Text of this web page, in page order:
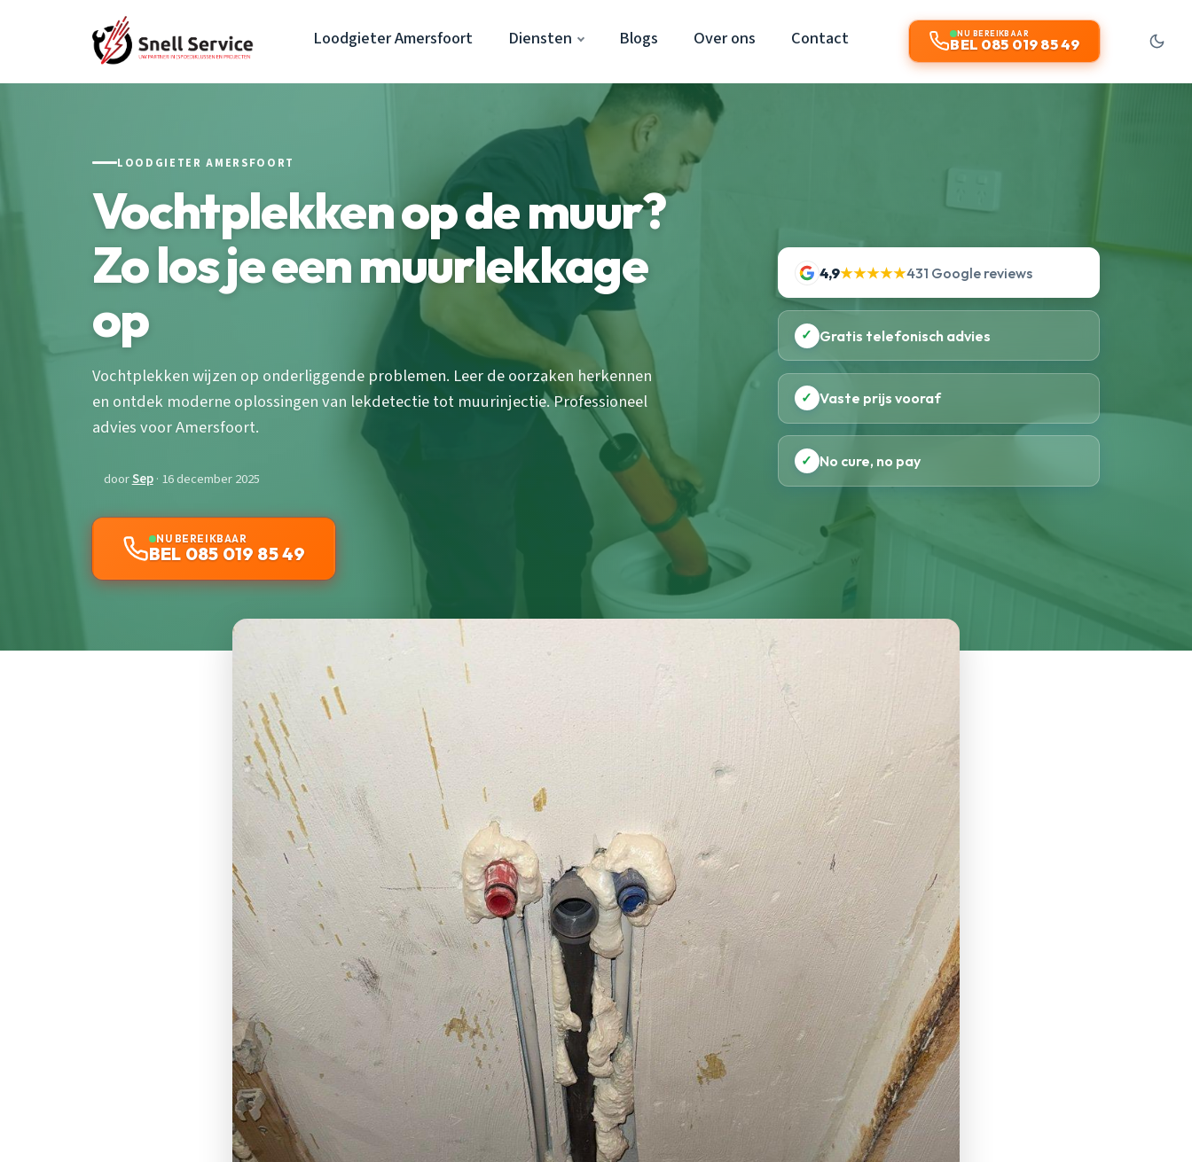
Loodgieter Amersfoort Diensten Blogs Over ons Contact NU BEREIKBAAR
BEL 085 019 85 49
LOODGIETER AMERSFOORT
Vochtplekken op de muur?
Zo los je een muurlekkage
op
Vochtplekken wijzen op onderliggende problemen. Leer de oorzaken herkennen
en ontdek moderne oplossingen van lekdetectie tot muurinjectie. Professioneel
advies voor Amersfoort.
doorSep· 16 december 2025
NU BEREIKBAAR
BEL 085 019 85 49
4,9★★★★★431 Google reviews
✓ Gratis telefonisch advies
✓ Vaste prijs vooraf
✓ No cure, no pay